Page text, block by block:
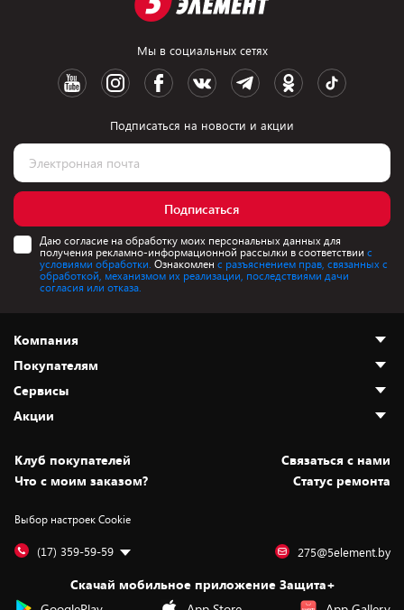
Мы в социальных сетях
Подписаться на новости и акции
Подписаться
Даю согласие на обработку моих персональных данных для
получения рекламно-информационной рассылки в соответствии с
условиями обработки. Ознакомлен с разъяснением прав, связанных с
обработкой, механизмом их реализации, последствиями дачи
согласия или отказа.
Компания
О нас
Адреса магазинов
Новости
Статьи и обзоры
Вакансии
Дай пять добру!
Покупателям
Как сделать заказ
Оплата и доставка
Безналичный расчёт
Обмен и возврат товара
Обработка персональных данных
Подарочные карты
Сервисы
Установка техники
Для игровых консолей
Для мобильных устройств
Для компьютеров
Сервисные центры
Акции
Скидки и промокоды
Белорусские товары
Бонусы
Оплата частями
Новинки
Клуб покупателей
Cвязаться с нами
Что с моим заказом?
Статус ремонта
Выбор настроек Cookie
(17) 359-59-59 275@5element.by
Скачай мобильное приложение Защита+